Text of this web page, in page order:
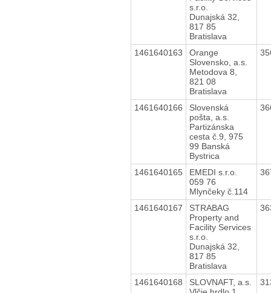
s.r.o.
Dunajská 32,
817 85
Bratislava
1461640163
Orange
Slovensko, a.s.
Metodova 8,
821 08
Bratislava
1461640166
Slovenská
pošta, a.s.
Partizánska
cesta č.9, 975
99 Banská
Bystrica
1461640165
EMEDI s.r.o.
059 76
Mlynčeky č.114
1461640167
STRABAG
Property and
Facility Services
s.r.o.
Dunajská 32,
817 85
Bratislava
1461640168
SLOVNAFT, a.s.